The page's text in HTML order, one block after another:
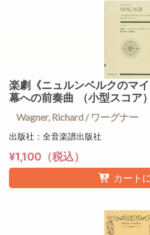
楽劇《ニュルンベルクのマ
幕への前奏曲 （小型スコア）
Wagner, Richard / ワーグナー
出版社：全音楽譜出版社
¥1,100（税込）
カート